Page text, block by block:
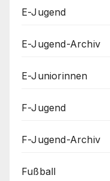
E-Jugend
E-Jugend-Archiv
E-Juniorinnen
F-Jugend
F-Jugend-Archiv
Fußball